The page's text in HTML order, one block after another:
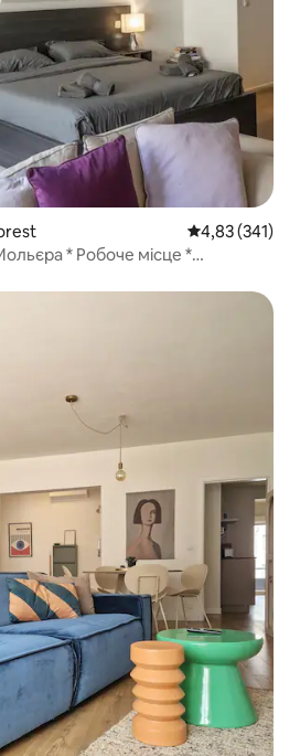
Середня
4,83 (341)
* Робоче місце *